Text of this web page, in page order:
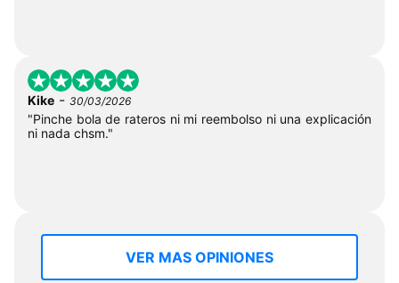
Kike - 30/03/2026
"Pinche bola de rateros ni mi reembolso ni una explicación
ni nada chsm."
VER MAS OPINIONES